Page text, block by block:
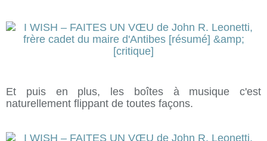
Et puis en plus, les boîtes à musique c'est
naturellement flippant de toutes façons.